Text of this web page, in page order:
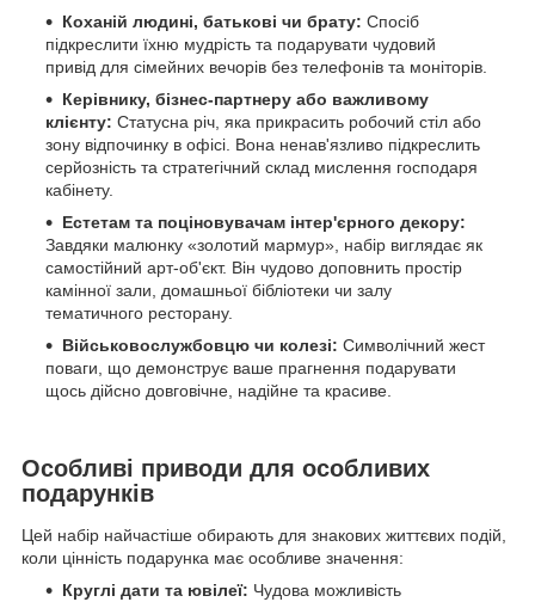
Коханій людині, батькові чи брату: Спосіб
підкреслити їхню мудрість та подарувати чудовий
привід для сімейних вечорів без телефонів та моніторів.
Керівнику, бізнес-партнеру або важливому
клієнту: Статусна річ, яка прикрасить робочий стіл або
зону відпочинку в офісі. Вона ненав'язливо підкреслить
серйозність та стратегічний склад мислення господаря
кабінету.
Естетам та поціновувачам інтер'єрного декору:
Завдяки малюнку «золотий мармур», набір виглядає як
самостійний арт-об'єкт. Він чудово доповнить простір
камінної зали, домашньої бібліотеки чи залу
тематичного ресторану.
Військовослужбовцю чи колезі: Символічний жест
поваги, що демонструє ваше прагнення подарувати
щось дійсно довговічне, надійне та красиве.
Особливі приводи для особливих
подарунків
Цей набір найчастіше обирають для знакових життєвих подій,
коли цінність подарунка має особливе значення:
Круглі дати та ювілеї: Чудова можливість